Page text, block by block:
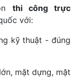
thi công trực
với:
kỹ thuật - đúng
mặt dựng, mặt